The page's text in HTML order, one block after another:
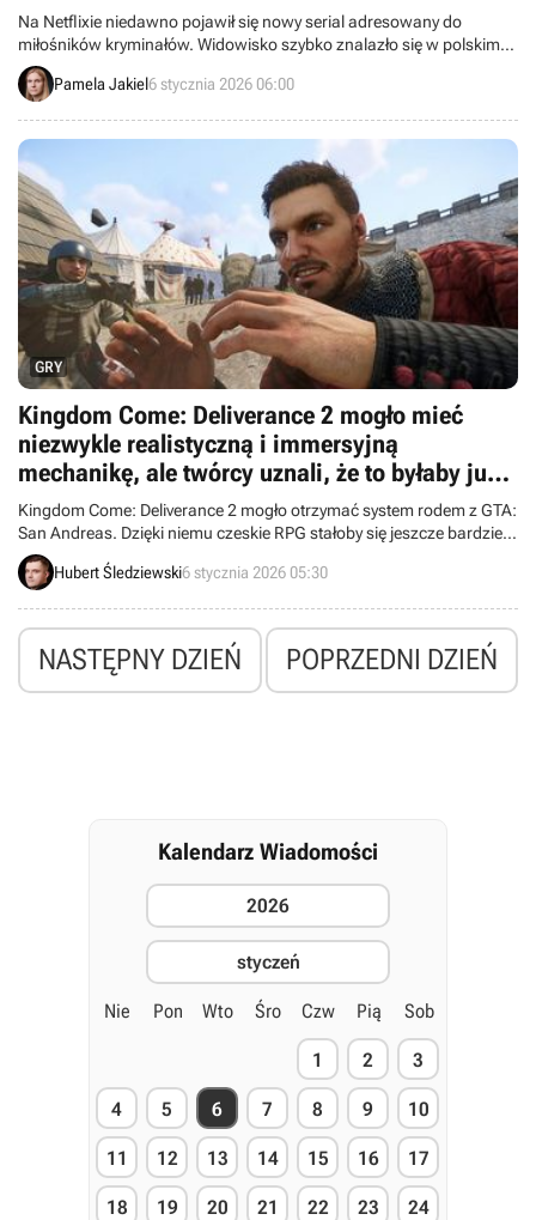
Na Netflixie niedawno pojawił się nowy serial adresowany do
miłośników kryminałów. Widowisko szybko znalazło się w polskim
top 10.
Pamela Jakiel6 stycznia 2026 06:00
GRY
Kingdom Come: Deliverance 2 mogło mieć
niezwykle realistyczną i immersyjną
mechanikę, ale twórcy uznali, że to byłaby już
przesada
Kingdom Come: Deliverance 2 mogło otrzymać system rodem z GTA:
San Andreas. Dzięki niemu czeskie RPG stałoby się jeszcze bardziej
immersyjnie, lecz jednocześnie aż nazbyt skomplikowane.
Hubert Śledziewski6 stycznia 2026 05:30
NASTĘPNY DZIEŃ POPRZEDNI DZIEŃ
Kalendarz Wiadomości
2026
styczeń
Nie Pon Wto Śro Czw Pią Sob
1 2 3
4 5 6 7 8 9 10
11 12 13 14 15 16 17
18 19 20 21 22 23 24